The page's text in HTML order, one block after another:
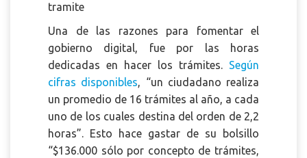
tramite
Una de las razones para fomentar el
gobierno digital, fue por las horas
dedicadas en hacer los trámites. Según
cifras disponibles, “un ciudadano realiza
un promedio de 16 trámites al año, a cada
uno de los cuales destina del orden de 2,2
horas”. Esto hace gastar de su bolsillo
“$136.000 sólo por concepto de trámites,